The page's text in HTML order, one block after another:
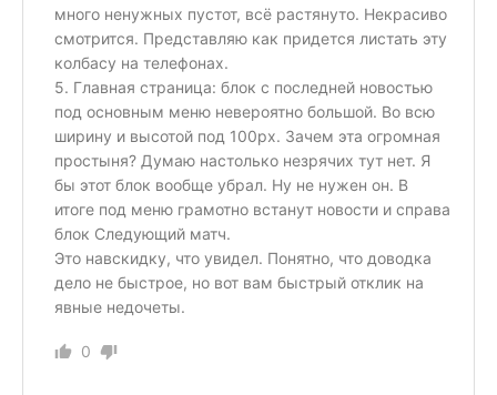
много ненужных пустот, всё растянуто. Некрасиво
смотрится. Представляю как придется листать эту
колбасу на телефонах.
5. Главная страница: блок с последней новостью
под основным меню невероятно большой. Во всю
ширину и высотой под 100px. Зачем эта огромная
простыня? Думаю настолько незрячих тут нет. Я
бы этот блок вообще убрал. Ну не нужен он. В
итоге под меню грамотно встанут новости и справа
блок Следующий матч.
Это навскидку, что увидел. Понятно, что доводка
дело не быстрое, но вот вам быстрый отклик на
явные недочеты.
0